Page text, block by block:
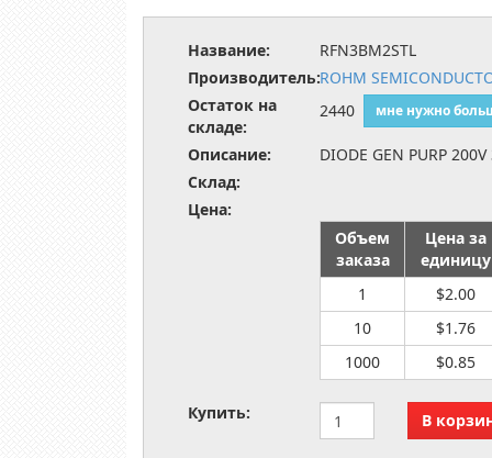
Название:
RFN3BM2STL
Производитель:ROHM
Остаток на
складе:
2440 мне нужно
Описание:
DIODE GEN PURP
Склад:
Цена:
Объем
заказа
Цена за
единицу
1
$2.00
10
$1.76
1000
$0.85
Купить: